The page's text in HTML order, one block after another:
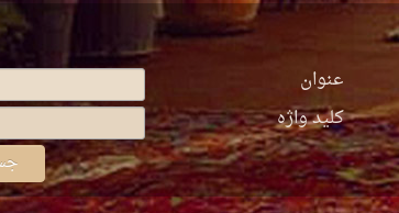
عنوان
کلید واژه